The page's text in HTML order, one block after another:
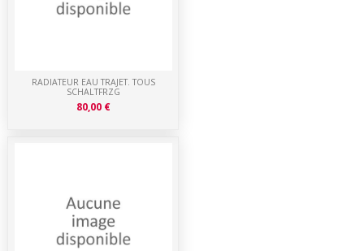
RADIATEUR EAU TRAJET. TOUS
SCHALTFRZG
80,00 €